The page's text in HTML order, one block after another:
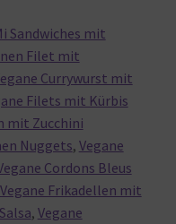
Sandwiches mit
Filet mit
Currywurst mit
Filets mit Kürbis
mit Zucchini
Nuggets, Vegane
Cordons Bleus
Vegane Frikadellen mit
, Vegane